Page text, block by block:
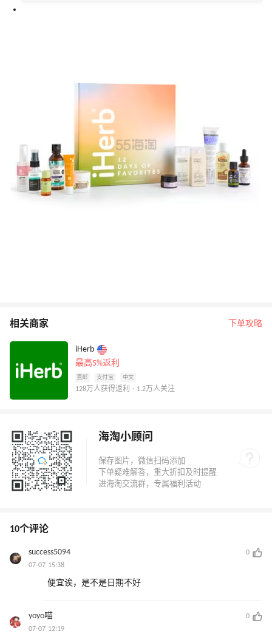
相关商家 下单攻略
iHerb
最高5%返利
直邮 支付宝 中文
128万人获得返利 · 1.2万人关注
海淘小顾问
10个评论
success5094
0
07-07 15:38
便宜诶，是不是日期不好
yoyo喵
0
07-07 12:19